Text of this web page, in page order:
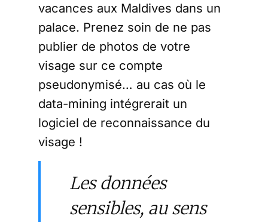
vacances aux Maldives dans un
palace. Prenez soin de ne pas
publier de photos de votre
visage sur ce compte
pseudonymisé… au cas où le
data-mining intégrerait un
logiciel de reconnaissance du
visage !
Les données
sensibles, au sens